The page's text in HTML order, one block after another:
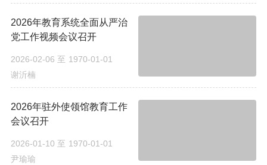
2026年教育系统全面从严治
党工作视频会议召开
2026-02-06 至 1970-01-01
谢沂楠
2026年驻外使领馆教育工作
会议召开
2026-01-10 至 1970-01-01
尹瑜瑜